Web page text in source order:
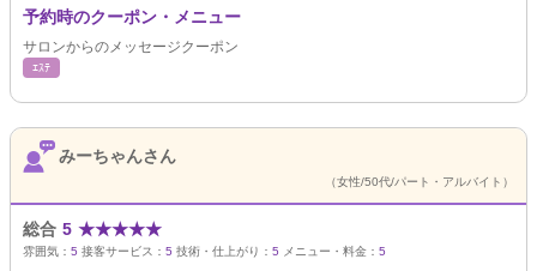
予約時のクーポン・メニュー
サロンからのメッセージクーポン
ｴｽﾃ
みーちゃんさん
（女性/50代/パート・アルバイト）
総合 5 ★★★★★
雰囲気： 5 接客サービス： 5 技術・仕上がり： 5 メニュー・料金： 5